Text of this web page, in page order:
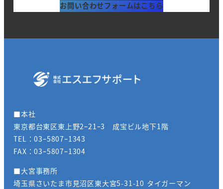
お問い合わせフォームはこちら
■本社
東京都台東区東上野2ｰ21ｰ3 成宝ビル地下1階
TEL：03ｰ5807ｰ1343
FAX：03ｰ5807ｰ1304
■大宮事務所
埼玉県さいたま市見沼区東大宮5-31-10 タイガーマン